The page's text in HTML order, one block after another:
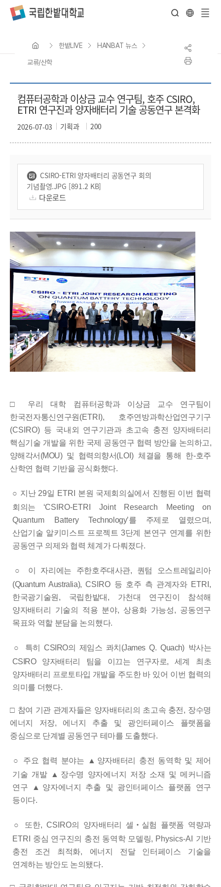
한밭LIVE HANBAT 뉴스
교류/산학
컴퓨터공학과 이상금 교수 연구팀, 호주 CSIRO,
ETRI 연구진과 양자배터리 기술 공동연구 본격화
기획과 200
2026-07-03
CSIRO-ETRI 양자배터리 공동연구 회의
기념촬영.JPG [891.2 KB]
다운로드
□ 우리 대학 컴퓨터공학과 이상금 교수 연구팀이
한국전자통신연구원 (ETRI),
호주연방과학산업연구기구
(CSIRO) 등 국내외 연구기관과 초고속 충전 양자배터리
핵심기술 개발을 위한 국제 공동연구 협력 방안을 논의하고,
양해각서 (MOU) 및 협력의향서(LOI) 체결을 통해 한-호주
산학연 협력 기반을 공식화했다.
○ 지난 29일 ETRI 본원 국제회의실에서 진행된 이번 협력
회의는 ‘CSIRO-ETRI Joint Research Meeting on
Quantum BatteryTechnology’를 주제로 열렸으며,
산업기술 알키미스트 프로젝트3단계
본연구 연계를 위한
공동연구 의제와 협력 체계가 다뤄졌다.
○ 이 자리에는 주한호주대사관, 퀀텀 오스트레일리아
(Quantum Australia), CSIRO 등 호주 측 관계자와 ETRI,
한국광기술원 , 국립한밭대 , 가천대 연구진이 참석해
양자배터리 기술의 적용 분야, 상용화 가능성, 공동연구
목표와 역할 분담을 논의했다.
○ 특히CSIRO의 제임스 콰치 (James Q. Quach) 박사는
CSIRO 양자배터리 팀을 이끄는 연구자로, 세계 최초
양자배터리 프로토타입 개발을 주도한 바 있어 이번 협력의
의미를 더했다.
□ 참여 기관 관계자들은 양자배터리의 초고속 충전 , 장수명
에너지 저장, 에너지 추출 및 광인터페이스 플랫폼을
중심으로 단계별 공동연구 테마를 도출했다.
○ 주요 협력 분야는 ▲ 양자배터리 충전 동역학 및 제어
기술 개발
▲ 장수명 양자에너지 저장 소재 및 메커니즘
연구
▲ 양자에너지 추출 및 광인터페이스 플랫폼 연구
등이다.
○ 또한, CSIRO의 양자배터리 셀 ‧ 실험 플랫폼 역량과
ETRI 중심 연구진의 충전 동역학 모델링, Physics-AI 기반
충전 조건 최적화, 에너지 전달 인터페이스 기술을
연계하는 방안도 논의됐다.